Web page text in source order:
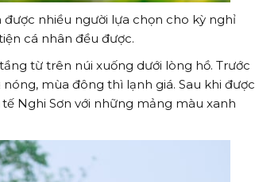
nhiều người lựa chọn cho kỳ nghỉ
cá nhân đều được.
từ trên núi xuống dưới lòng hồ. Trước
mùa đông thì lạnh giá. Sau khi được
Nghi Sơn với những mảng màu xanh